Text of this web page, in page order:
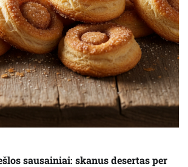
sausainiai: skanus desertas per